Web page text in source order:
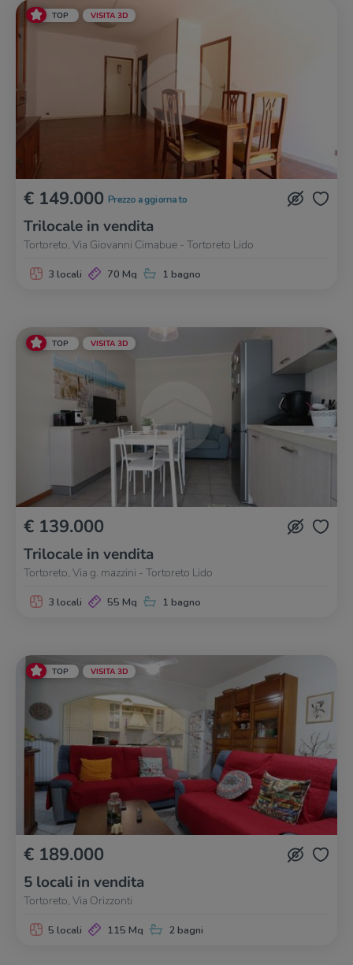
TOP VISITA 3D
€ 149.000 Prezzo aggiornato
Trilocale in vendita
Tortoreto, Via Giovanni Cimabue - Tortoreto Lido
3 locali 70 Mq 1 bagno
TOP VISITA 3D
€ 139.000
Trilocale in vendita
Tortoreto, Via g. mazzini - Tortoreto Lido
3 locali 55 Mq 1 bagno
TOP VISITA 3D
€ 189.000
5 locali in vendita
Tortoreto, Via Orizzonti
5 locali 115 Mq 2 bagni